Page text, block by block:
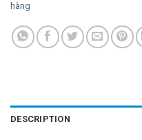
hàng
DESCRIPTION